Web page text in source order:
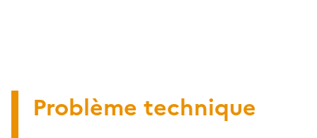
Problème technique